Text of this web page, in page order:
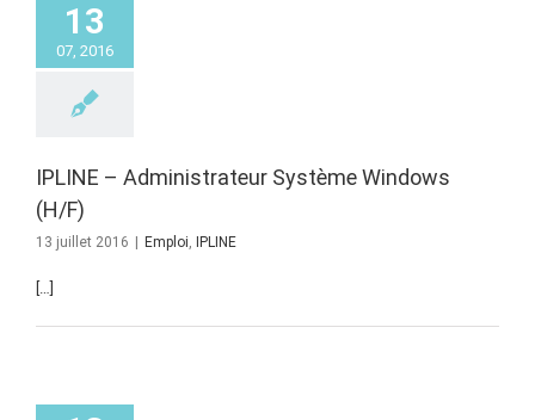
13
07, 2016
IPLINE – Administrateur Système Windows
(H/F)
13 juillet 2016 Emploi, IPLINE
[…]